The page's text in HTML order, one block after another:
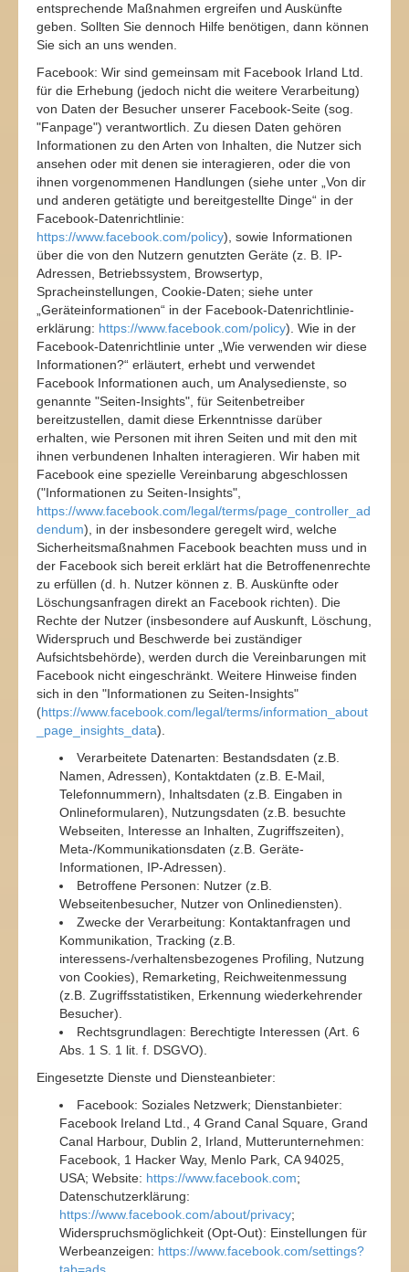
entsprechende Maßnahmen ergreifen und Auskünfte
geben. Sollten Sie dennoch Hilfe benötigen, dann können
Sie sich an uns wenden.
Facebook: Wir sind gemeinsam mit Facebook Irland Ltd.
für die Erhebung (jedoch nicht die weitere Verarbeitung)
von Daten der Besucher unserer Facebook-Seite (sog.
"Fanpage") verantwortlich. Zu diesen Daten gehören
Informationen zu den Arten von Inhalten, die Nutzer sich
ansehen oder mit denen sie interagieren, oder die von
ihnen vorgenommenen Handlungen (siehe unter „Von dir
und anderen getätigte und bereitgestellte Dinge“ in der
Facebook-Datenrichtlinie:
https://www.facebook.com/policy), sowie Informationen
über die von den Nutzern genutzten Geräte (z. B. IP-
Adressen, Betriebssystem, Browsertyp,
Spracheinstellungen, Cookie-Daten; siehe unter
„Geräteinformationen“ in der Facebook-Datenrichtlinie-
erklärung: https://www.facebook.com/policy). Wie in der
Facebook-Datenrichtlinie unter „Wie verwenden wir diese
Informationen?“ erläutert, erhebt und verwendet
Facebook Informationen auch, um Analysedienste, so
genannte "Seiten-Insights", für Seitenbetreiber
bereitzustellen, damit diese Erkenntnisse darüber
erhalten, wie Personen mit ihren Seiten und mit den mit
ihnen verbundenen Inhalten interagieren. Wir haben mit
Facebook eine spezielle Vereinbarung abgeschlossen
("Informationen zu Seiten-Insights",
https://www.facebook.com/legal/terms/page_controller_ad
dendum), in der insbesondere geregelt wird, welche
Sicherheitsmaßnahmen Facebook beachten muss und in
der Facebook sich bereit erklärt hat die Betroffenenrechte
zu erfüllen (d. h. Nutzer können z. B. Auskünfte oder
Löschungsanfragen direkt an Facebook richten). Die
Rechte der Nutzer (insbesondere auf Auskunft, Löschung,
Widerspruch und Beschwerde bei zuständiger
Aufsichtsbehörde), werden durch die Vereinbarungen mit
Facebook nicht eingeschränkt. Weitere Hinweise finden
sich in den "Informationen zu Seiten-Insights"
(https://www.facebook.com/legal/terms/information_about
_page_insights_data).
Verarbeitete Datenarten: Bestandsdaten (z.B.
Namen, Adressen), Kontaktdaten (z.B. E-Mail,
Telefonnummern), Inhaltsdaten (z.B. Eingaben in
Onlineformularen), Nutzungsdaten (z.B. besuchte
Webseiten, Interesse an Inhalten, Zugriffszeiten),
Meta-/Kommunikationsdaten (z.B. Geräte-
Informationen, IP-Adressen).
Betroffene Personen: Nutzer (z.B.
Webseitenbesucher, Nutzer von Onlinediensten).
Zwecke der Verarbeitung: Kontaktanfragen und
Kommunikation, Tracking (z.B.
interessens-/verhaltensbezogenes Profiling, Nutzung
von Cookies), Remarketing, Reichweitenmessung
(z.B. Zugriffsstatistiken, Erkennung wiederkehrender
Besucher).
Rechtsgrundlagen: Berechtigte Interessen (Art. 6
Abs. 1 S. 1 lit. f. DSGVO).
Eingesetzte Dienste und Diensteanbieter:
Facebook: Soziales Netzwerk; Dienstanbieter:
Facebook Ireland Ltd., 4 Grand Canal Square, Grand
Canal Harbour, Dublin 2, Irland, Mutterunternehmen:
Facebook, 1 Hacker Way, Menlo Park, CA 94025,
USA; Website: https://www.facebook.com;
Datenschutzerklärung:
https://www.facebook.com/about/privacy;
Widerspruchsmöglichkeit (Opt-Out): Einstellungen für
Werbeanzeigen: https://www.facebook.com/settings?